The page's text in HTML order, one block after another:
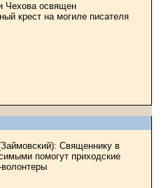
Чехова освящен
крест на могиле писателя
Священнику в
помогут приходские
волонтеры